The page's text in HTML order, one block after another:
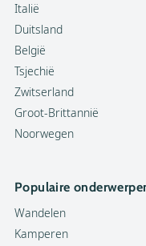
Italië
Duitsland
België
Tsjechië
Zwitserland
Groot-Brittannië
Noorwegen
Populaire
Wandelen
Kamperen